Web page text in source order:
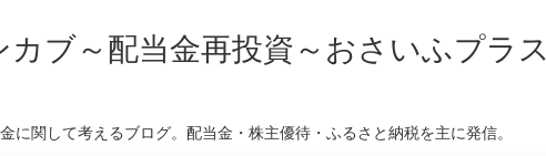
カブ～配当金再投資～おさいふプラス
に関して考えるブログ。配当金・株主優待・ふるさと納税を主に発信。